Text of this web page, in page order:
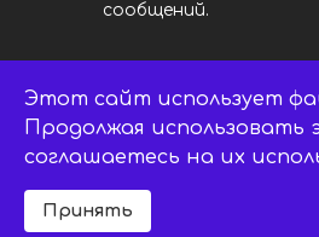
сообщений.
LED центр. ©
ledsaratov.ru. Все
Этот сайт использует
Продолжая использовать
соглашаетесь на их
Принять